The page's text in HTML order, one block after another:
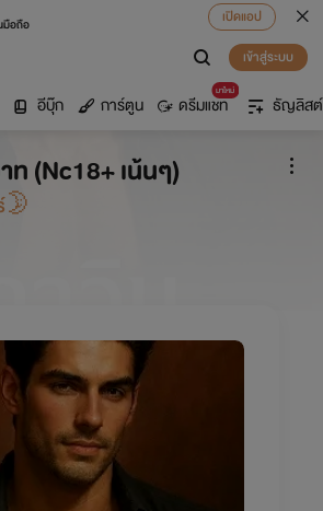
มือถือ
เปิดแอป
เข้าสู่ระบบ
อีบุ๊ก การ์ตูน
มาใหม่
ดรีมแชท ธัญลิสต์
(Nc18+ เน้นๆ)
🌛